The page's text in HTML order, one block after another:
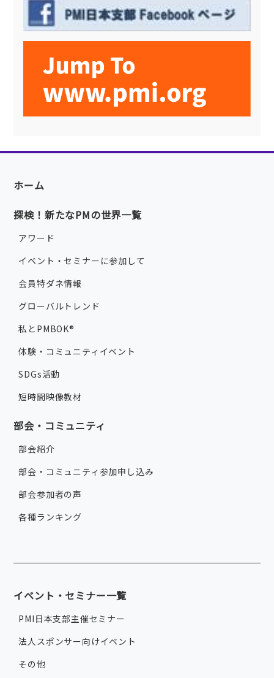
ホーム
探検！新たなPMの世界一覧
アワード
イベント・セミナーに参加して
会員特ダネ情報
グローバルトレンド
私とPMBOK®
体験・コミュニティイベント
SDGs活動
短時間映像教材
部会・コミュニティ
部会紹介
部会・コミュニティ参加申し込み
部会参加者の声
各種ランキング
イベント・セミナー一覧
PMI日本支部主催セミナー
法人スポンサー向けイベント
その他